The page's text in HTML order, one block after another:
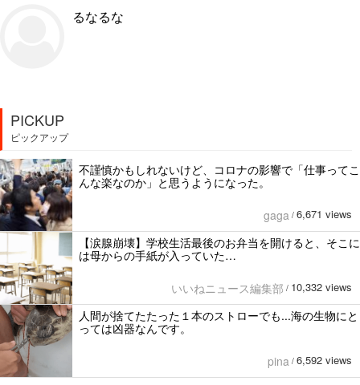
るなるな
PICKUP
ピックアップ
不謹慎かもしれないけど、コロナの影響で「仕事ってこ
んな楽なのか」と思うようになった。
gaga / 6,671 views
【涙腺崩壊】学校生活最後のお弁当を開けると、そこに
は母からの手紙が入っていた…
いいねニュース編集部 / 10,332 views
人間が捨てたたった１本のストローでも...海の生物にと
っては凶器なんです。
pina / 6,592 views